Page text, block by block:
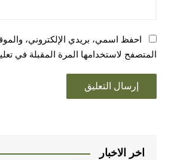
احفظ اسمي، بريدي الإلكتروني،
المتصفح لاستخدامها المرة المقبلة في
اخر الاخبار